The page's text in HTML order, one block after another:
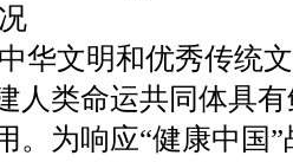
华文明和优秀传统
人类命运共同体具
。为响应“健康中国